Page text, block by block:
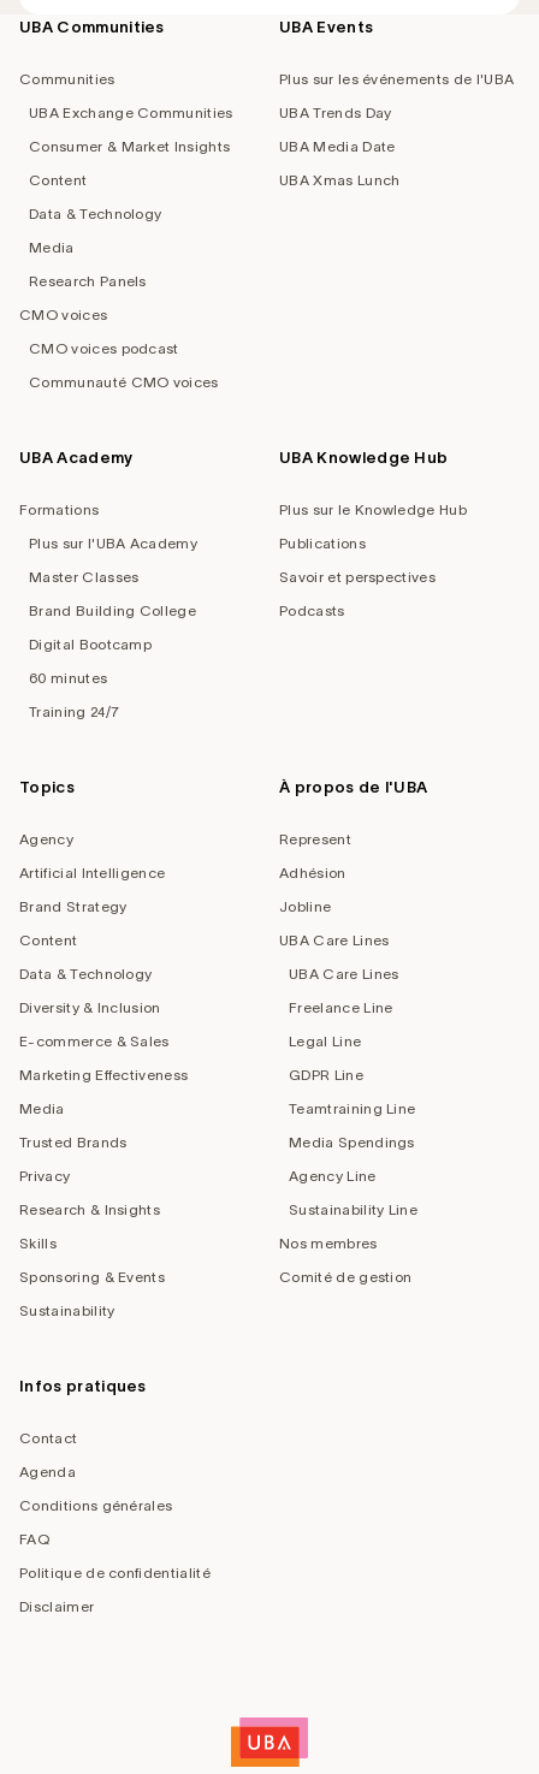
Footer
UBA Communities
Communities
UBA Exchange Communities
Consumer & Market Insights
Content
Data & Technology
Media
Research Panels
CMO voices
CMO voices podcast
Communauté CMO voices
UBA Events
Plus sur les événements de l'UBA
UBA Trends Day
UBA Media Date
UBA Xmas Lunch
UBA Academy
Formations
Plus sur l'UBA Academy
Master Classes
Brand Building College
Digital Bootcamp
60 minutes
Training 24/7
UBA Knowledge Hub
Plus sur le Knowledge Hub
Publications
Savoir et perspectives
Podcasts
Topics
Agency
Artificial Intelligence
Brand Strategy
Content
Data & Technology
Diversity & Inclusion
E-commerce & Sales
Marketing Effectiveness
Media
Trusted Brands
Privacy
Research & Insights
Skills
Sponsoring & Events
Sustainability
À propos de l'UBA
Represent
Adhésion
Jobline
UBA Care Lines
UBA Care Lines
Freelance Line
Legal Line
GDPR Line
Teamtraining Line
Media Spendings
Agency Line
Sustainability Line
Nos membres
Comité de gestion
Infos pratiques
Contact
Agenda
Conditions générales
FAQ
Politique de confidentialité
Disclaimer